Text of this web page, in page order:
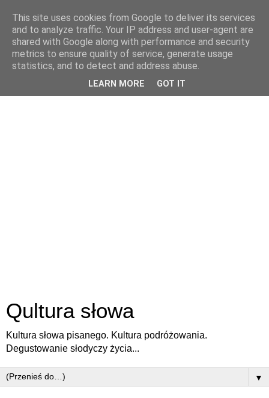
Qultura słowa
Kultura słowa pisanego. Kultura podróżowania.
Degustowanie słodyczy życia...
▼
This site uses cookies from Google to deliver its services
and to analyze traffic. Your IP address and user-agent are
shared with Google along with performance and security
metrics to ensure quality of service, generate usage
statistics, and to detect and address abuse.
LEARN MORE GOT IT